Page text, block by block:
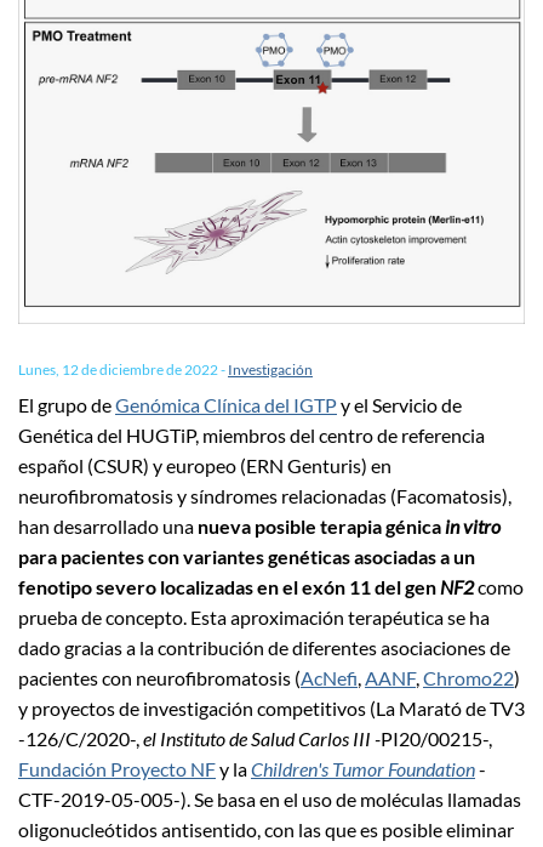
Lunes, 12 de diciembre de 2022- Investigación
El grupo deGenómica Clínica del IGTPy el Servicio de
Genética del HUGTiP, miembros del centro de referencia
español (CSUR) y europeo (ERN Genturis) en
neurofibromatosis y síndromes relacionadas (Facomatosis),
han desarrollado una nueva posible terapia génicain vitro
para pacientes con variantes genéticas asociadas a un
fenotipo severo localizadas en el exón 11 del gen NF2como
prueba de concepto. Esta aproximación terapéutica se ha
dado gracias a la contribución de diferentes asociaciones de
pacientes con neurofibromatosis (AcNefi,AANF,Chromo22)
y proyectos de investigación competitivos (La Marató de TV3
-126/C/2020-,el Instituto de Salud Carlos III -PI20/00215-,
Fundación Proyecto NFy laChildren's Tumor Foundation-
CTF-2019-05-005-). Se basa en el uso de moléculas llamadas
oligonucleótidos antisentido, con las que es posible eliminar